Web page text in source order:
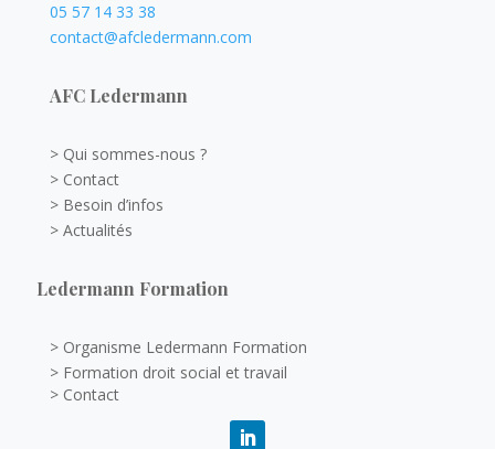
05 57 14 33 38
contact@afcledermann.com
AFC Ledermann
> Qui sommes-nous ?
> Contact
> Besoin d’infos
> Actualités
Ledermann Formation
> Organisme Ledermann Formation
> Formation droit social et travail
> Contact